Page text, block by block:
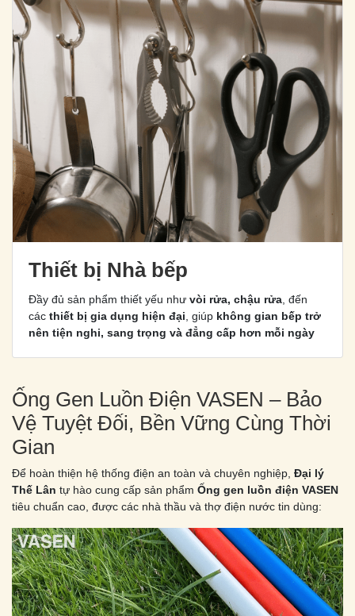
Thiết bị Nhà bếp
Đầy đủ sản phẩm thiết yếu như vòi rửa, chậu rửa , đến
các thiết bị gia dụng hiện đại , giúp không gian bếp trở
nên tiện nghi, sang trọng và đẳng cấp hơn mỗi ngày
Ống Gen Luồn Điện VASEN – Bảo
Vệ Tuyệt Đối, Bền Vững Cùng Thời
Gian
Để hoàn thiện hệ thống điện an toàn và chuyên nghiệp, Đại lý
Thế Lân tự hào cung cấp sản phẩm Ống gen luồn điện VASEN
tiêu chuẩn cao, được các nhà thầu và thợ điện nước tin dùng: